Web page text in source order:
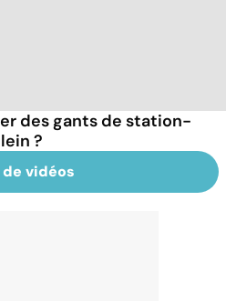
des gants de station-
?
de vidéos